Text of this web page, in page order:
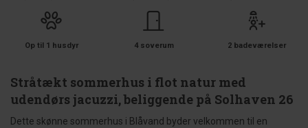
Op til 1 husdyr 4 soverum 2 badeværelser
Stråtækt sommerhus i flot natur med
udendørs jacuzzi, beliggende på Solhaven 26
Dette skønne sommerhus i Blåvand byder velkommen til en